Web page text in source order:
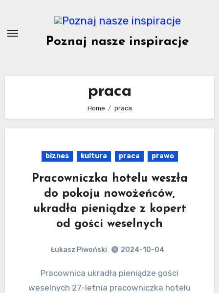
content
Poznaj nasze inspiracje
praca
Home praca
biznes kultura praca prawo
Pracowniczka hotelu weszła
do pokoju nowożeńców,
ukradła pieniądze z kopert
od gości weselnych
Łukasz Piwoński 2024-10-04
Pracownica ukradła pieniądze gości
weselnych 27-letnia pracowniczka hotelu